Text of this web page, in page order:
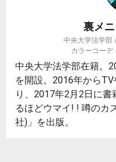
裏メ
中央大学法学部
カラーコーデ
中央大学法学部在籍。
を開設。2016年から
り、2017年2月2日に
るほどウマイ! ! 噂のカ
社)」を出版。